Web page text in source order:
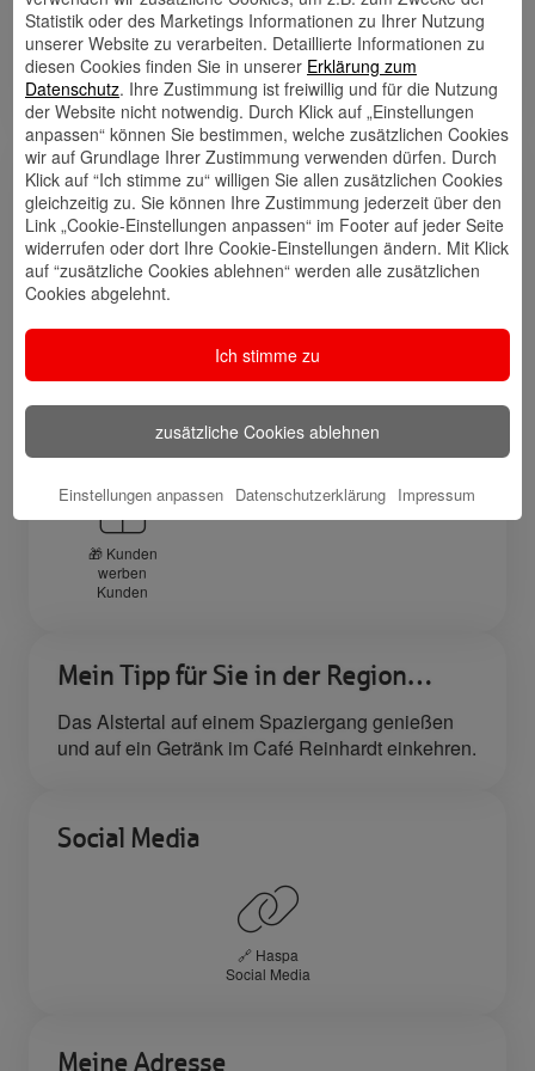
Ihnen Lösungen für Ihre Wünsche zu finden.
Lassen Sie uns gemeinsam Pläne für Ihre
finanzielle Zukunft entwickeln und Großes
erreichen!
Links
Kontakt
🎊 Haspa-
Veranstaltungen
🎁 Kunden
werben
Kunden
Mein Tipp für Sie in der Region…
Das Alstertal auf einem Spaziergang genießen
und auf ein Getränk im Café Reinhardt einkehren.
Social Media
🔗 Haspa
Social Media
Meine Adresse
Statistik oder des Marketings Informationen zu Ihrer Nutzung
unserer Website zu verarbeiten. Detaillierte Informationen zu
diesen Cookies finden Sie in unserer Erklärung zum
Datenschutz. Ihre Zustimmung ist freiwillig und für die Nutzung
der Website nicht notwendig. Durch Klick auf „Einstellungen
anpassen“ können Sie bestimmen, welche zusätzlichen Cookies
wir auf Grundlage Ihrer Zustimmung verwenden dürfen. Durch
Klick auf “Ich stimme zu“ willigen Sie allen zusätzlichen Cookies
gleichzeitig zu. Sie können Ihre Zustimmung jederzeit über den
Link „Cookie-Einstellungen anpassen“ im Footer auf jeder Seite
widerrufen oder dort Ihre Cookie-Einstellungen ändern. Mit Klick
auf “zusätzliche Cookies ablehnen“ werden alle zusätzlichen
Cookies abgelehnt.
Ich stimme zu
zusätzliche Cookies ablehnen
Einstellungen anpassen Datenschutzerklärung Impressum